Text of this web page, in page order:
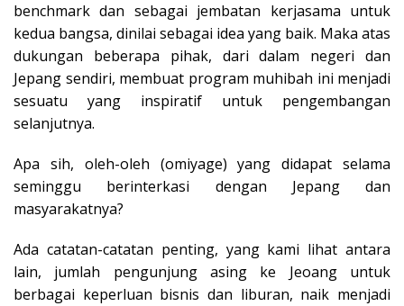
benchmark dan sebagai jembatan kerjasama untuk
kedua bangsa, dinilai sebagai idea yang baik. Maka atas
dukungan beberapa pihak, dari dalam negeri dan
Jepang sendiri, membuat program muhibah ini menjadi
sesuatu yang inspiratif untuk pengembangan
selanjutnya.
Apa sih, oleh-oleh (omiyage) yang didapat selama
seminggu berinterkasi dengan Jepang dan
masyarakatnya?
Ada catatan-catatan penting, yang kami lihat antara
lain, jumlah pengunjung asing ke Jeoang untuk
berbagai keperluan bisnis dan liburan, naik menjadi